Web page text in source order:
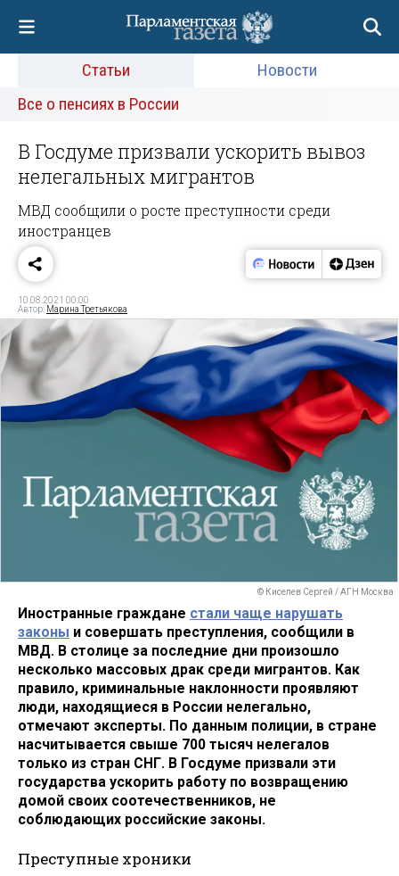
Статьи
Новости
Все о пенсиях в России
В Госдуме призвали ускорить вывоз
нелегальных мигрантов
МВД сообщили о росте преступности среди
иностранцев
10.08.2021 00:00
Автор: Марина Третьякова
© Киселев Сергей / АГН Москва
Иностранные граждане стали чаще нарушать
законы и совершать преступления, сообщили в
МВД. В столице за последние дни произошло
несколько массовых драк среди мигрантов. Как
правило, криминальные наклонности проявляют
люди, находящиеся в России нелегально,
отмечают эксперты. По данным полиции, в стране
насчитывается свыше 700 тысяч нелегалов
только из стран СНГ. В Госдуме призвали эти
государства ускорить работу по возвращению
домой своих соотечественников, не
соблюдающих российские законы.
Преступные хроники